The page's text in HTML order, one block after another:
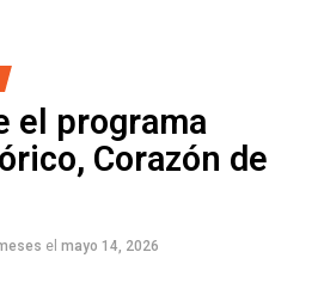
el programa
Corazón de
el mayo 14, 2026